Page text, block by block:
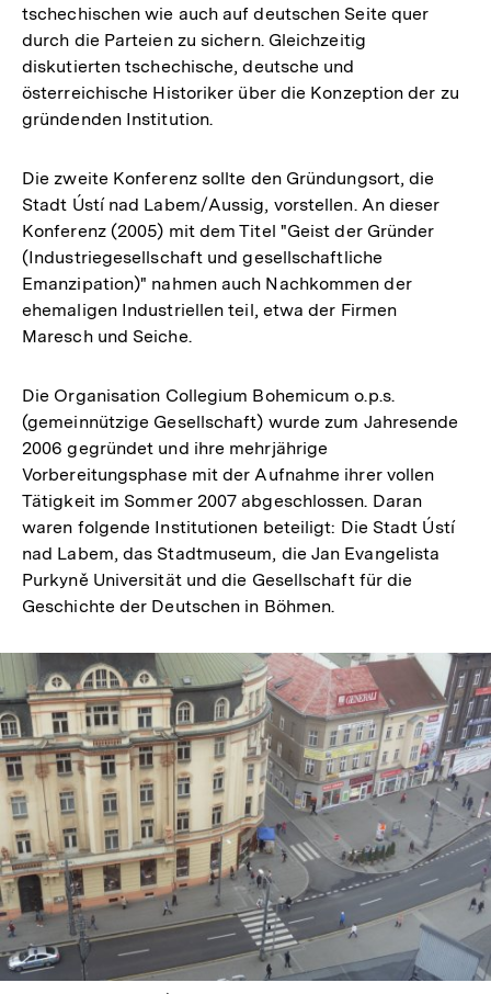
tschechischen wie auch auf deutschen Seite quer
durch die Parteien zu sichern. Gleichzeitig
diskutierten tschechische, deutsche und
österreichische Historiker über die Konzeption der zu
gründenden Institution.
Die zweite Konferenz sollte den Gründungsort, die
Stadt Ústí nad Labem/Aussig, vorstellen. An dieser
Konferenz (2005) mit dem Titel "Geist der Gründer
(Industriegesellschaft und gesellschaftliche
Emanzipation)" nahmen auch Nachkommen der
ehemaligen Industriellen teil, etwa der Firmen
Maresch und Seiche.
Die Organisation Collegium Bohemicum o.p.s.
(gemeinnützige Gesellschaft) wurde zum Jahresende
2006 gegründet und ihre mehrjährige
Vorbereitungsphase mit der Aufnahme ihrer vollen
Tätigkeit im Sommer 2007 abgeschlossen. Daran
waren folgende Institutionen beteiligt: Die Stadt Ústí
nad Labem, das Stadtmuseum, die Jan Evangelista
Purkyně Universität und die Gesellschaft für die
Geschichte der Deutschen in Böhmen.
In
Lightbox
öffnen